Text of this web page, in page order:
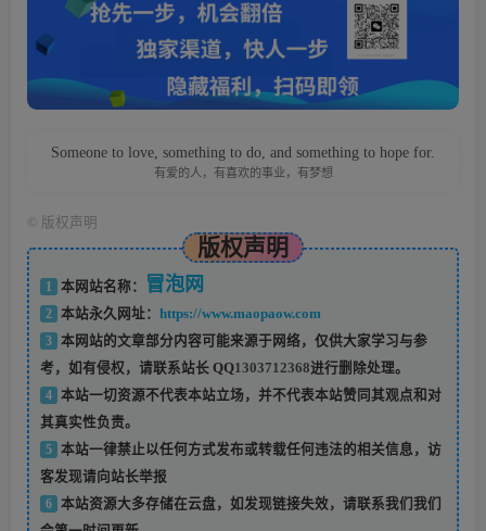
Someone to love, something to do, and something to hope for.
有爱的人，有喜欢的事业，有梦想
版权声明
版权声明
1 本网站名称： 冒泡网
2 本站永久网址： https://www.maopaow.com
3
本网站的文章部分内容可能来源于网络，仅供大家学习与参
考，如有侵权，请联系站长 QQ1303712368进行删除处理。
4
本站一切资源不代表本站立场，并不代表本站赞同其观点和对
其真实性负责。
5
本站一律禁止以任何方式发布或转载任何违法的相关信息，访
客发现请向站长举报
6
本站资源大多存储在云盘，如发现链接失效，请联系我们我们